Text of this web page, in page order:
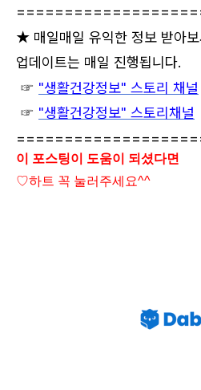
★ 매일매일 유익한 정보 받아
업데이트는 매일 진행됩니다.
☞ "생활건강정보" 스토리 채널
☞ "생활건강정보" 스토리채널
이 포스팅이 도움이 되셨다면
♡하트 꼭 눌러주세요^^